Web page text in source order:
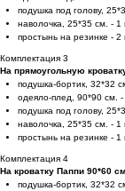
подушка под голову,
наволочка, 25*35 см. - 1
простынь на резинке -
Комплектация 3
На прямоугольную
подушка-бортик, 32*32
одеяло-плед, 90*90 см. -
подушка под голову,
наволочка, 25*35 см. - 1
простынь на резинке - 1
Комплектация 4
На кроватку Паппи 90*60
подушка-бортик, 32*32
Когда нужен заказ
есть готовые решения
В
завтра